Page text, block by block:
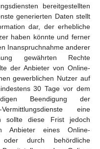
bereitgestellten
generierten Daten stellt
dar, der erhebliche
haben könnte und ferner
Inanspruchnahme anderer
gewährten Rechte
der Anbieter von Online-
gewerblichen Nutzer auf
30 Tage vor dem
Beendigung der
eine
sollte diese Frist jedoch
Anbieter eines Online-
oder durch behördliche